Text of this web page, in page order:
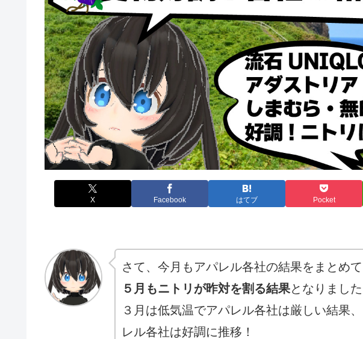
X Facebook はてブ Pocket
さて、今月もアパレル各社の結果をまとめて
５月もニトリが昨対を割る結果となりました
３月は低気温でアパレル各社は厳しい結果
レル各社は好調に推移！